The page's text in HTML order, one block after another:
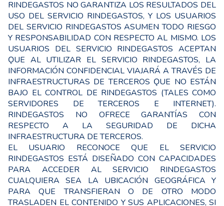
RINDEGASTOS NO GARANTIZA LOS RESULTADOS DEL
USO DEL SERVICIO RINDEGASTOS, Y LOS USUARIOS
DEL SERVICIO RINDEGASTOS ASUMEN TODO RIESGO
Y RESPONSABILIDAD CON RESPECTO AL MISMO. LOS
USUARIOS DEL SERVICIO RINDEGASTOS ACEPTAN
ǪUE AL UTILIZAR EL SERVICIO RINDEGASTOS, LA
INFORMACIÓN CONFIDENCIAL VIAJARÁ A TRAVÉS DE
INFRAESTRUCTURAS DE TERCEROS ǪUE NO ESTÁN
BAJO EL CONTROL DE RINDEGASTOS (TALES COMO
SERVIDORES DE TERCEROS E INTERNET).
RINDEGASTOS NO OFRECE GARANTÍAS CON
RESPECTO A LA SEGURIDAD DE DICHA
INFRAESTRUCTURA DE TERCEROS.
EL USUARIO RECONOCE QUE EL SERVICIO
RINDEGASTOS ESTÁ DISEÑADO CON CAPACIDADES
PARA ACCEDER AL SERVICIO RINDEGASTOS
CUALQUIERA SEA LA UBICACIÓN GEOGRÁFICA Y
PARA QUE TRANSFIERAN O DE OTRO MODO
TRASLADEN EL CONTENIDO Y SUS APLICACIONES, SI